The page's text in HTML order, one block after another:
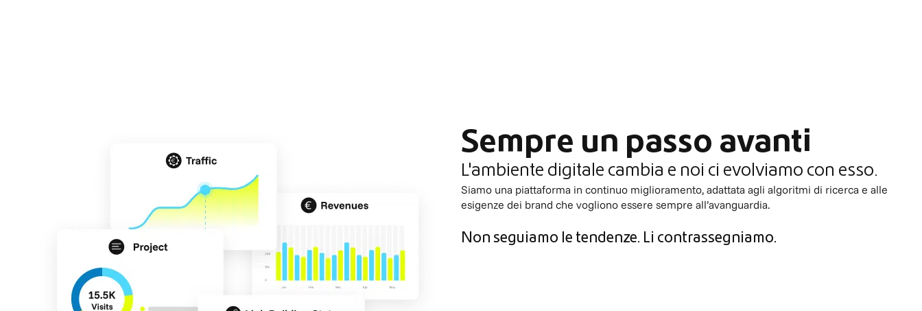
Sempre un passo avanti
L'ambiente digitale cambia e noi ci evolviamo con esso.
Siamo una piattaforma in continuo miglioramento, adattata agli algoritmi di ricerca e alle
esigenze dei brand che vogliono essere sempre all’avanguardia.
Non seguiamo le tendenze. Li contrassegniamo.